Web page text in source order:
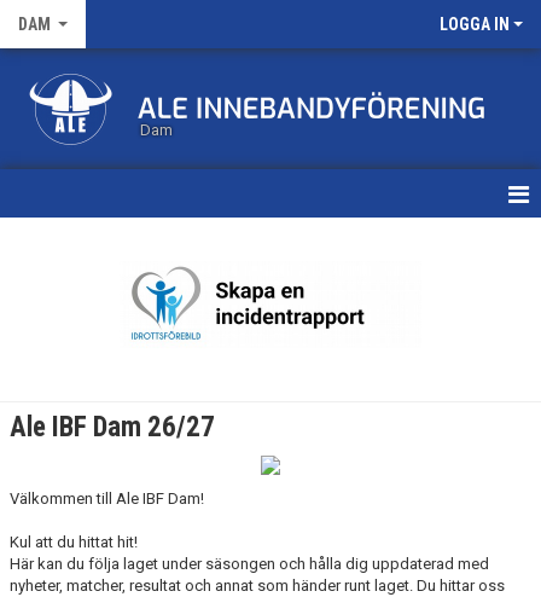
DAM LOGGA IN
Dam
Ale IBF Dam 26/27
Välkommen till Ale IBF Dam!
Kul att du hittat hit!
Här kan du följa laget under säsongen och hålla dig uppdaterad med
nyheter, matcher, resultat och annat som händer runt laget. Du hittar oss